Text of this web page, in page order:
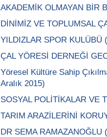
AKADEMİK OLMAYAN BİR
DİNİMİZ VE TOPLUMSAL
YILDIZLAR SPOR KULÜBÜ
ÇAL YÖRESİ DERNEĞİ
Yöresel Kültüre Sahip
Aralık 2015)
SOSYAL POLİTİKALAR VE
TARIM ARAZİLERİNİ
DR SEMA RAMAZANOĞLU